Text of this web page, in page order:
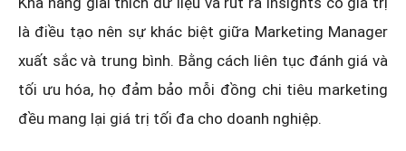
là điều tạo nên sự khác biệt giữa Marketing Manager
xuất sắc và trung bình. Bằng cách liên tục đánh giá và
tối ưu hóa, họ đảm bảo mỗi đồng chi tiêu marketing
đều mang lại giá trị tối đa cho doanh nghiệp.